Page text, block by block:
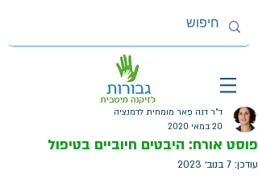
פוסט אורח: היבטים חיוביים בטיפול
ד"ר דנה פאר מומחית לדמנציה
20 במאי 2020
עודכן: 7 בנוב׳ 2023